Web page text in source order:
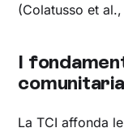
(Colatusso et
I
comunitaria
La TCI affonda